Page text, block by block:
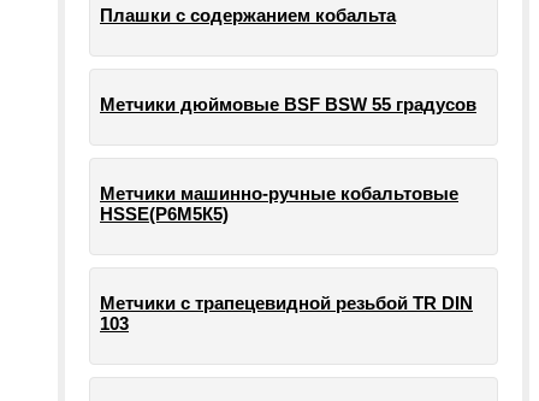
Плашки с содержанием кобальта
Метчики дюймовые BSF BSW 55 градусов
Метчики машинно-ручные кобальтовые
HSSE(Р6М5К5)
Метчики с трапецевидной резьбой TR DIN
103